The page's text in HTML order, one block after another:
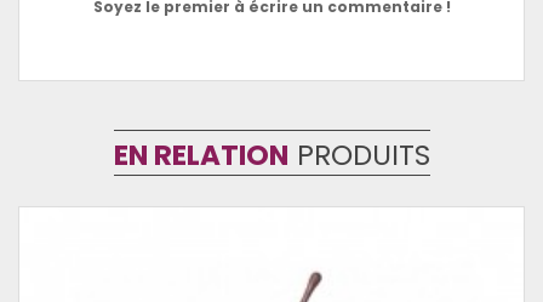
Soyez le premier à écrire un commentaire !
EN RELATION PRODUITS